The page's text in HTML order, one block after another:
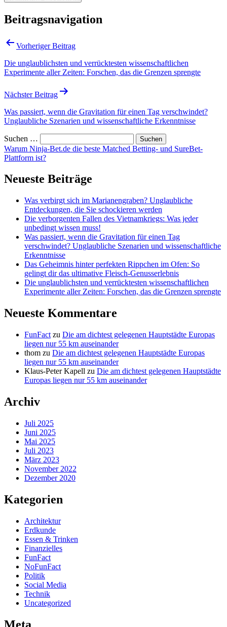
Beitragsnavigation
Vorheriger Beitrag
Die unglaublichsten und verrücktesten wissenschaftlichen
Experimente aller Zeiten: Forschen, das die Grenzen sprengte
Nächster Beitrag
Was passiert, wenn die Gravitation für einen Tag verschwindet?
Unglaubliche Szenarien und wissenschaftliche Erkenntnisse
Suchen …
Warum Ninja-Bet.de die beste Matched Betting- und SureBet-
Plattform ist?
Neueste Beiträge
Was verbirgt sich im Marianengraben? Unglaubliche
Entdeckungen, die Sie schockieren werden
Die verborgenten Fallen des Vietnamkriegs: Was jeder
unbedingt wissen muss!
Was passiert, wenn die Gravitation für einen Tag
verschwindet? Unglaubliche Szenarien und wissenschaftliche
Erkenntnisse
Das Geheimnis hinter perfekten Rippchen im Ofen: So
gelingt dir das ultimative Fleisch-Genusserlebnis
Die unglaublichsten und verrücktesten wissenschaftlichen
Experimente aller Zeiten: Forschen, das die Grenzen sprengte
Neueste Kommentare
FunFact zu Die am dichtest gelegenen Hauptstädte Europas
liegen nur 55 km auseinander
thom zu Die am dichtest gelegenen Hauptstädte Europas
liegen nur 55 km auseinander
Klaus-Peter Kapell zu Die am dichtest gelegenen Hauptstädte
Europas liegen nur 55 km auseinander
Archiv
Juli 2025
Juni 2025
Mai 2025
Juli 2023
März 2023
November 2022
Dezember 2020
Kategorien
Architektur
Erdkunde
Essen & Trinken
Finanzielles
FunFact
NoFunFact
Politik
Social Media
Technik
Uncategorized
Meta